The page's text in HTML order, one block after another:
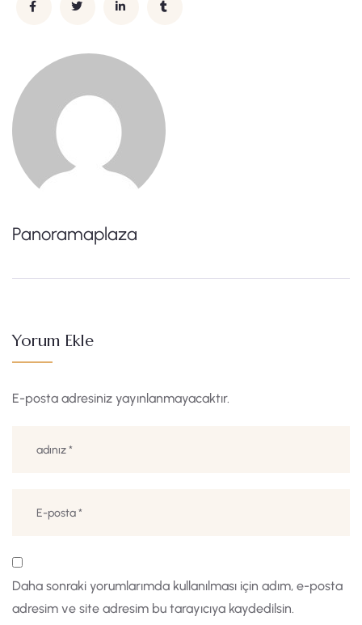
Panoramaplaza
Yorum Ekle
E-posta adresiniz yayınlanmayacaktır.
Daha sonraki yorumlarımda kullanılması için adım, e-posta
adresim ve site adresim bu tarayıcıya kaydedilsin.